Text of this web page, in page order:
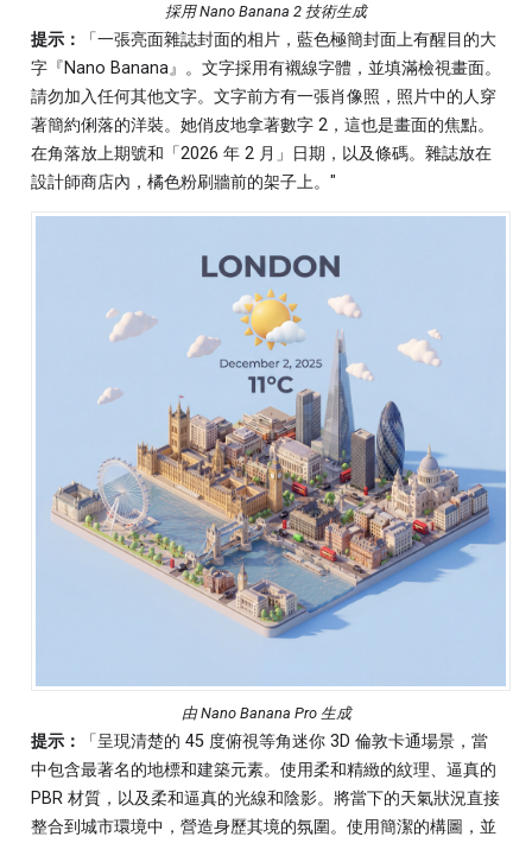
採用 Nano Banana 2 技術生成
提示：
「一張亮面雜誌封面的相片，藍色極簡封面上有醒目的大
字『Nano Banana』。文字採用有襯線字體，並填滿檢視畫面。
請勿加入任何其他文字。文字前方有一張肖像照，照片中的人穿
著簡約俐落的洋裝。她俏皮地拿著數字 2，這也是畫面的焦點。
在角落放上期號和「2026 年 2 月」日期，以及條碼。雜誌放在
設計師商店內，橘色粉刷牆前的架子上。"
由 Nano Banana Pro 生成
提示：
「呈現清楚的 45 度俯視等角迷你 3D 倫敦卡通場景，當
中包含最著名的地標和建築元素。使用柔和精緻的紋理、逼真的
PBR 材質，以及柔和逼真的光線和陰影。將當下的天氣狀況直接
整合到城市環境中，營造身歷其境的氛圍。使用簡潔的構圖，並